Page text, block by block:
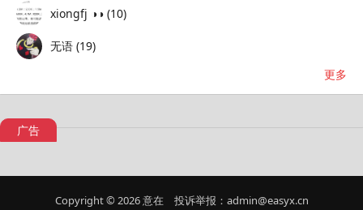
xiongfj ◑◑ (10)
无语 (19)
更多
广告
Copyright © 2026意在投诉举报：admin@easyx.cn